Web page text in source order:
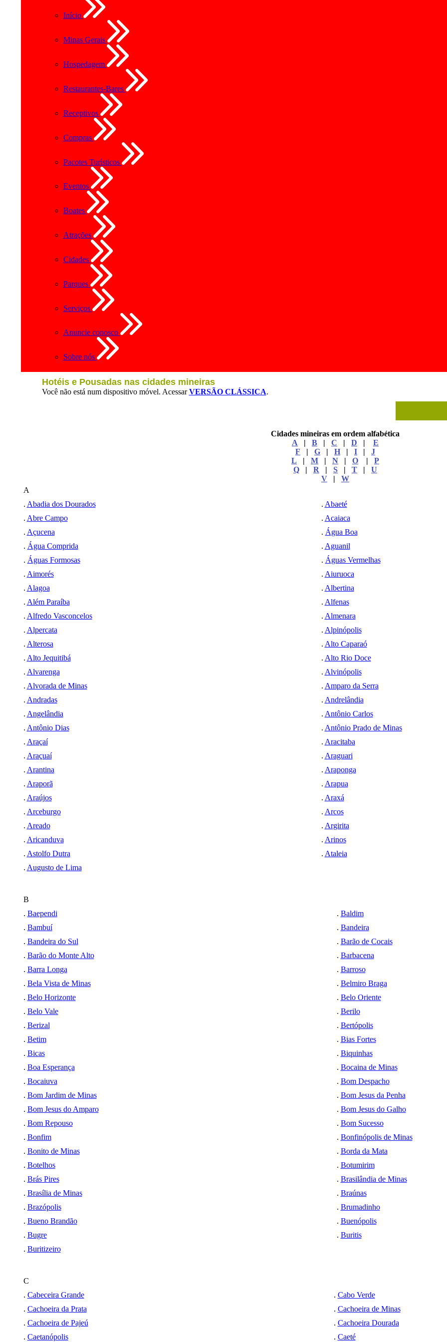
Início
Minas Gerais
Hospedagem
Restaurantes-Bares
Receptivos
Compras
Pacotes Turísticos
Eventos
Boates
Atrações
Cidades
Parques
Serviços
Anuncie conosco
Sobre nós
Hotéis e Pousadas nas cidades mineiras
Você não está num dispositivo móvel. AcessarVERSÃO CLÁSSICA.
Cidades mineiras em ordem alfabética
A | B | C | D | E
F | G | H | I | J
L | M | N | O | P
Q | R | S | T | U
V | W
A
. Abadia dos Dourados . Abaeté
. Abre Campo . Acaiaca
. Açucena . Água Boa
. Água Comprida . Aguanil
. Águas Formosas . Águas Vermelhas
. Aimorés . Aiuruoca
. Alagoa . Albertina
. Além Paraíba . Alfenas
. Alfredo Vasconcelos . Almenara
. Alpercata . Alpinópolis
. Alterosa . Alto Caparaó
. Alto Jequitibá . Alto Rio Doce
. Alvarenga . Alvinópolis
. Alvorada de Minas . Amparo da Serra
. Andradas . Andrelândia
. Angelândia . Antônio Carlos
. Antônio Dias . Antônio Prado de Minas
. Araçaí . Aracitaba
. Araçuaí . Araguari
. Arantina . Araponga
. Araporã . Arapua
. Araújos . Araxá
. Arceburgo . Arcos
. Areado . Argirita
. Aricanduva . Arinos
. Astolfo Dutra . Ataleia
. Augusto de Lima
B
. Baependi . Baldim
. Bambuí . Bandeira
. Bandeira do Sul . Barão de Cocais
. Barão do Monte Alto . Barbacena
. Barra Longa . Barroso
. Bela Vista de Minas . Belmiro Braga
. Belo Horizonte . Belo Oriente
. Belo Vale . Berilo
. Berizal . Bertópolis
. Betim . Bias Fortes
. Bicas . Biquinhas
. Boa Esperança . Bocaina de Minas
. Bocaiuva . Bom Despacho
. Bom Jardim de Minas . Bom Jesus da Penha
. Bom Jesus do Amparo . Bom Jesus do Galho
. Bom Repouso . Bom Sucesso
. Bonfim . Bonfinópolis de Minas
. Bonito de Minas . Borda da Mata
. Botelhos . Botumirim
. Brás Pires . Brasilândia de Minas
. Brasília de Minas . Braúnas
. Brazópolis . Brumadinho
. Bueno Brandão . Buenópolis
. Bugre . Buritis
. Buritizeiro
C
. Cabeceira Grande . Cabo Verde
. Cachoeira da Prata . Cachoeira de Minas
. Cachoeira de Pajeú . Cachoeira Dourada
. Caetanópolis . Caeté